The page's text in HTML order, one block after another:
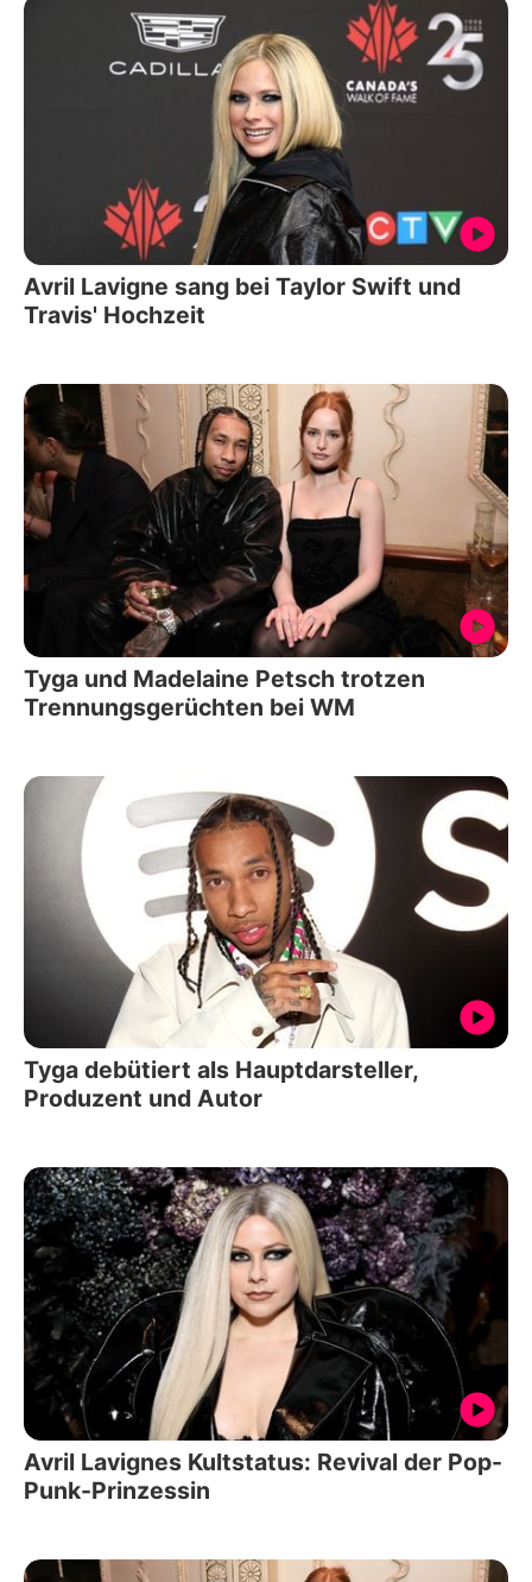
Avril Lavigne sang bei Taylor Swift und
Travis' Hochzeit
Tyga und Madelaine Petsch trotzen
Trennungsgerüchten bei WM
Tyga debütiert als Hauptdarsteller,
Produzent und Autor
Avril Lavignes Kultstatus: Revival der Pop-
Punk-Prinzessin